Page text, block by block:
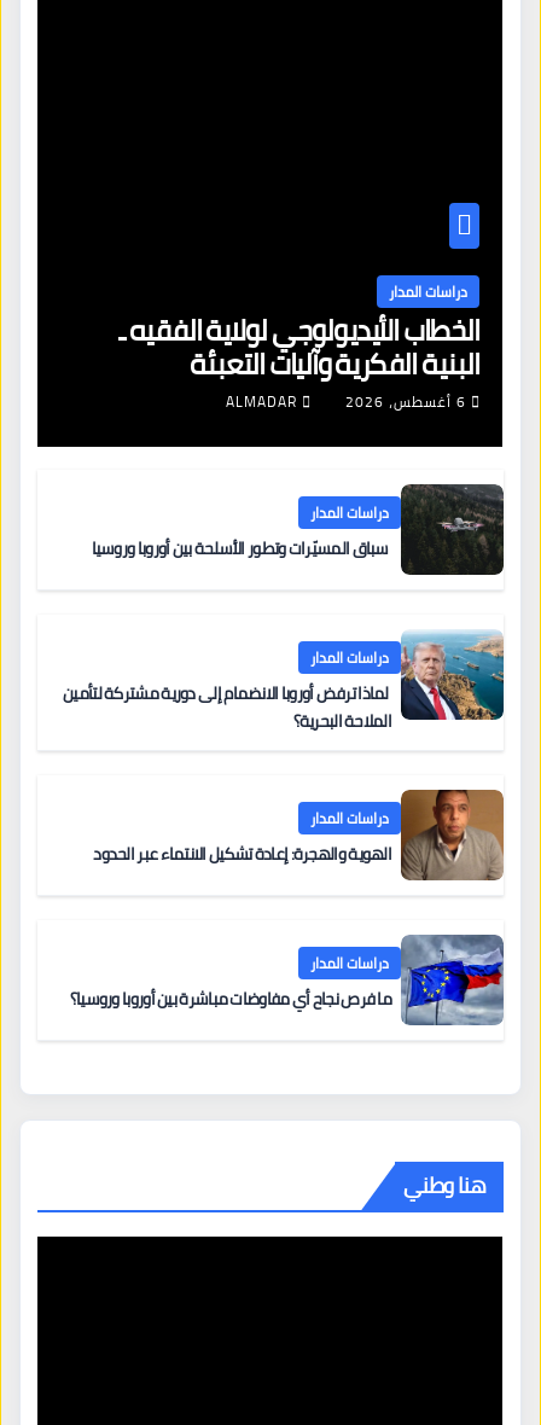
دراسات المدار
الخطاب الأيديولوجي لولاية الفقيه ـ
البنية الفكرية وآليات التعبئة
6 أغسطس، 2026 ALMADAR
دراسات المدار
سباق المسيّرات وتطور الأسلحة بين أوروبا وروسيا
دراسات المدار
لماذا ترفض أوروبا الانضمام إلى دورية مشتركة لتأمين
الملاحة البحرية؟
دراسات المدار
الهوية والهجرة: إعادة تشكيل الانتماء عبر الحدود
دراسات المدار
ما فرص نجاح أي مفاوضات مباشرة بين أوروبا وروسيا؟
هنا وطني